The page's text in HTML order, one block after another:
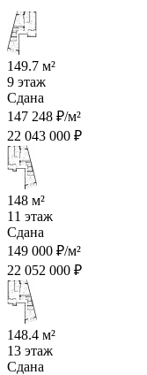
149.7 м²
9 этаж
Сдана
147 248 ₽/м²
22 043 000 ₽
148 м²
11 этаж
Сдана
149 000 ₽/м²
22 052 000 ₽
148.4 м²
13 этаж
Сдана